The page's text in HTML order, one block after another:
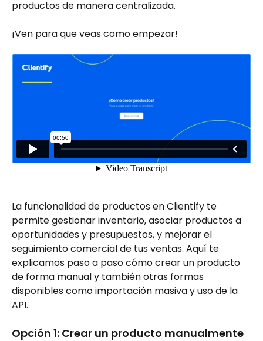
productos de manera centralizada.
¡Ven para que veas como empezar!
La funcionalidad de productos en Clientify te
permite gestionar inventario, asociar productos a
oportunidades y presupuestos, y mejorar el
seguimiento comercial de tus ventas. Aquí te
explicamos paso a paso cómo crear un producto
de forma manual y también otras formas
disponibles como importación masiva y uso de la
API.
Opción 1: Crear un producto manualmente